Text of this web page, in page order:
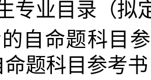
专业目录（拟
自命题科目
命题科目参考